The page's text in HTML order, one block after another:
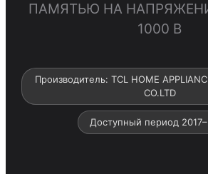
ПАМЯТЬЮ НА
1000 В
Производитель: TCL HOME
CO.LTD
Доступный период